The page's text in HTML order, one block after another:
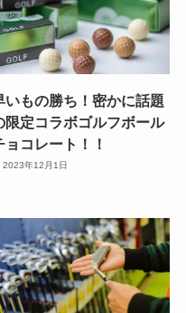
いもの勝ち！密かに話題
限定コラボゴルフボール
ョコレート！！
2023年12月1日